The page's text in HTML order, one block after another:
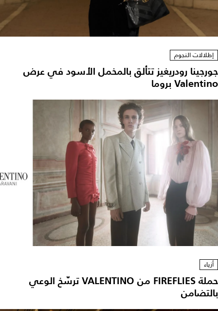
إطلالات النجوم
جورجينا رودريغيز تتألق بالمخمل الأسود في عرض
Valentino بروما
أزياء
حملة FIREFLIES من VALENTINO ترسّخ الوعي
بالتضامن